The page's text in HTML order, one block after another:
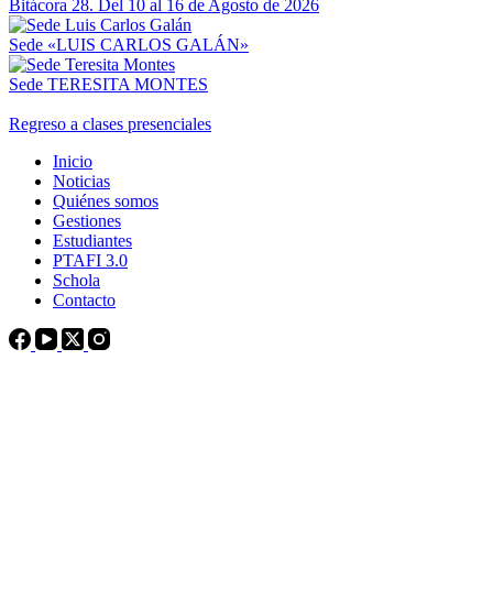
Bitácora 28. Del 10 al 16 de Agosto de 2026
Sede «LUIS CARLOS GALÁN»
Sede TERESITA MONTES
Regreso a clases presenciales
Inicio
Noticias
Quiénes somos
Gestiones
Estudiantes
PTAFI 3.0
Schola
Contacto